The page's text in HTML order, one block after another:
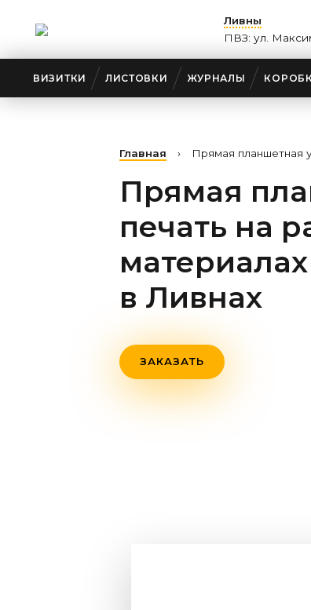
Ливны
ПВЗ: ул.
ВИЗИТКИ ЛИСТОВКИ ЖУРНАЛЫ
Главная › Прямая планшетная
Прямая
печать на
материалах
в Ливнах
ЗАКАЗАТЬ